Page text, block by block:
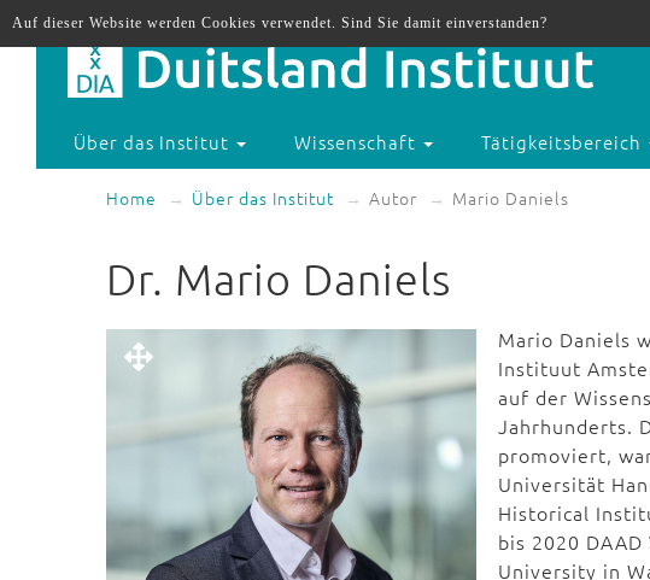
Über das Institut Wissenschaft Tätigkeitsbereich
Home Über das Institut Autor Mario Daniels
Dr. Mario Daniels
Mario Daniels
Instituut
auf der
Jahrhunderts.
promoviert,
Universität
Historical
bis 2020
University in
Auf dieser Website werden Cookies verwendet. Sind Sie damit einverstanden?